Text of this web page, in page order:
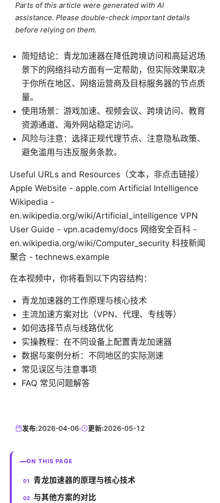
Parts of this article were generated with AI
assistance. Please double-check important details
before relying on them.
简短结论：青龙加速器在降低跨境访问和高延迟场
景下的网络抖动方面有一定帮助，但实际效果取决
于你所在地区、网络运营商及目标服务器的节点质
量。
使用场景：游戏加速、视频会议、跨境访问、教育
资源通道、海外网站稳定访问。
风险与注意：选择正规代理节点、注意隐私政策、
避免滥用与违反服务条款。
Useful URLs and Resources（文本，非点击链接）
Apple Website - apple.com Artificial Intelligence
Wikipedia -
en.wikipedia.org/wiki/Artificial_intelligence VPN
User Guide - vpn.academy/docs 网络安全百科 -
en.wikipedia.org/wiki/Computer_security 科技新闻
聚合 - technews.example
在本视频中，你将看到以下内容结构：
青龙加速器的工作原理与核心技术
主流加速方案对比（VPN、代理、专线等）
如何选择节点与线路优化
实操教程：在不同设备上配置青龙加速器
数据与案例分析：不同地区的实际测速
常见误区与注意事项
FAQ 常见问题解答
发布:2026-04-06· 更新:2026-05-12
ON THIS PAGE
青龙加速器的原理与核心技术
与其他方案的对比